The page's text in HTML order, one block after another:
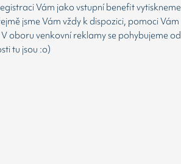
Vám jako vstupní benefit vytiskneme
jsme Vám vždy k dispozici, pomoci Vám
oboru venkovní reklamy se pohybujeme od
tu jsou :o)